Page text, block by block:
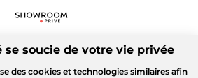
se soucie de votre vie privée
des cookies et technologies similaires afin